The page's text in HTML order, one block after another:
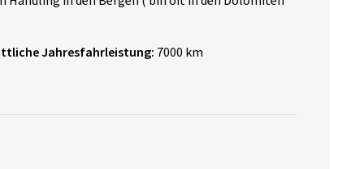
Jahresfahrleistung: 7000 km